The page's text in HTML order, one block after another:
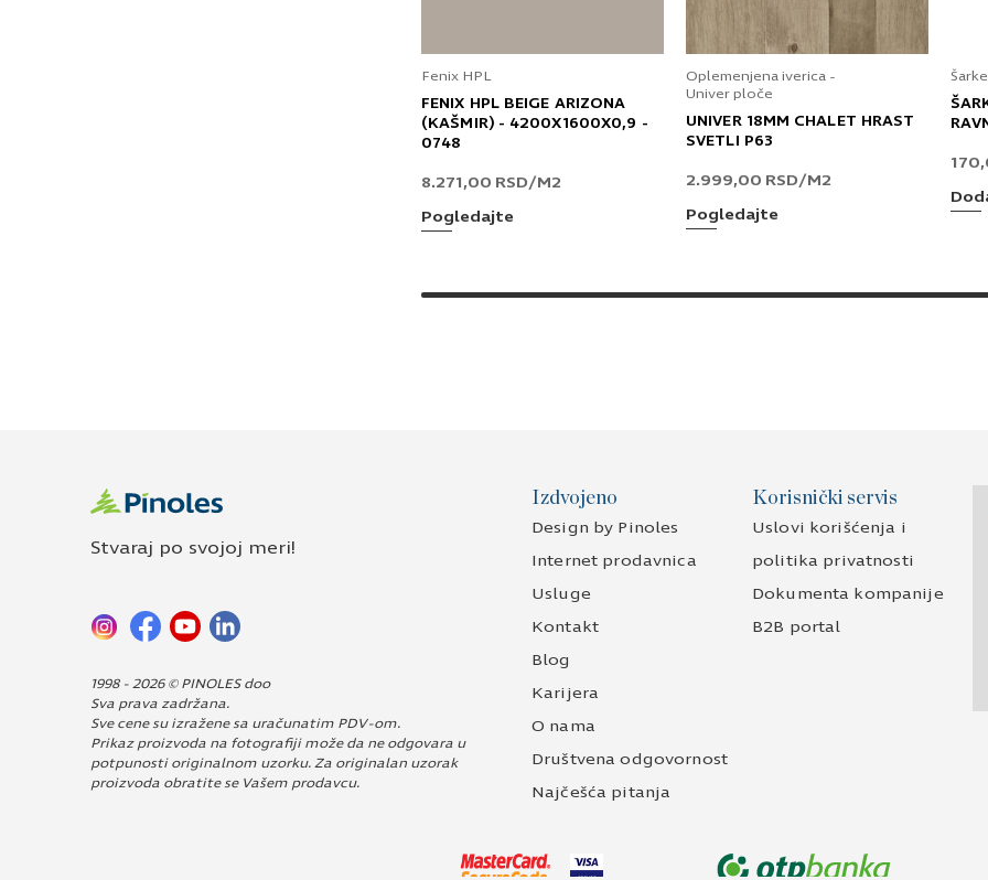
Fenix HPL
FENIX HPL BEIGE ARIZONA
(KAŠMIR) - 4200X1600X0,9 -
0748
8.271,00 RSD/M2
Pogledajte
Oplemenjena iverica -
Univer ploče
UNIVER 18MM CHALET HRAST
SVETLI P63
2.999,00 RSD/M2
Pogledajte
Stvaraj po svojoj meri!
1998 - 2026 © PINOLES doo
Sva prava zadržana.
Sve cene su izražene sa uračunatim PDV-om.
Prikaz proizvoda na fotografiji može da ne odgovara u
potpunosti originalnom uzorku. Za originalan uzorak
proizvoda obratite se Vašem prodavcu.
Izdvojeno
Design by Pinoles
Internet prodavnica
Usluge
Kontakt
Blog
Karijera
O nama
Društvena odgovornost
Najčešća pitanja
Korisnički servis
Uslovi korišćenja i
politika privatnosti
Dokumenta kompanije
B2B portal